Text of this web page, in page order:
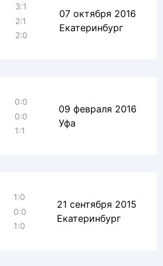
3:1
2:1
2:0
07 октября 2016
Екатеринбург
0:0
0:0
1:1
09 февраля 2016
Уфа
1:0
0:0
1:0
21 сентября 2015
Екатеринбург